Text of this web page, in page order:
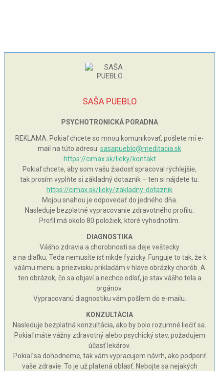
SAŠA PUEBLO
PSYCHOTRONICKÁ PORADNA
REKLAMA: Pokiaľ chcete so mnou komunikovať, pošlete mi e-
mail na túto adresu: sasapueblo@meditacia.sk
https://cimax.sk/lieky/kontakt
Pokiaľ chcete, aby som vašu žiadosť spracoval rýchlejšie,
tak prosím vyplňte si základný dotazník – ten si nájdete tu:
https://cimax.sk/lieky/zakladny-dotaznik
Mojou snahou je odpovedať do jedného dňa.
Nasleduje bezplatné vypracovanie zdravotného profilu.
Profil má okolo 80 položiek, ktoré vyhodnotím.
DIAGNOSTIKA
Vášho zdravia a chorobnosti sa deje veštecky
a na diaľku. Teda nemusíte ísť nikde fyzicky. Funguje to tak, že k
vášmu menu a priezvisku prikladám v hlave obrázky chorôb. A
ten obrázok, čo sa objaví a nechce odísť, je stav vášho tela a
orgánov.
Vypracovanú diagnostiku vám pošlem do e-mailu.
KONZULTÁCIA
Nasleduje bezplatná konzultácia, ako by bolo rozumné liečiť sa.
Pokiaľ máte vážny zdravotný alebo psychický stav, požadujem
účasť lekárov.
Pokiaľ sa dohodneme, tak vám vypracujem návrh, ako podporiť
vaše zdravie. To je už platená oblasť. Nebojte sa nejakých